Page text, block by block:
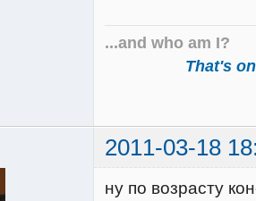
...and who am I?
That's
2011-03-18
ну по возрасту